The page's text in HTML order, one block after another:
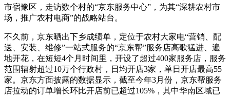
市宿豫区，走访数个村的“京东服务中心”，为其“深耕农村市
场，推广农村电商”的战略站台。
不久前，京东晒出下乡成绩单，定位于农村大家电“营销、配
送、安装、维修”一站式服务的“京东帮”服务店高歌猛进、遍
地开花，在短短4个月时间里，开设了超过400家服务店，服务
范围辐射超过10万个行政村，日均开店3家，单日开店最高55
家。京东方面披露的数据显示，截至今年3月份，京东帮服务
店拉动的订单增长环比开店前已超过105%，其中华南区域已